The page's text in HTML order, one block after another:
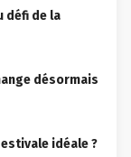
défi de la
désormais
idéale ?